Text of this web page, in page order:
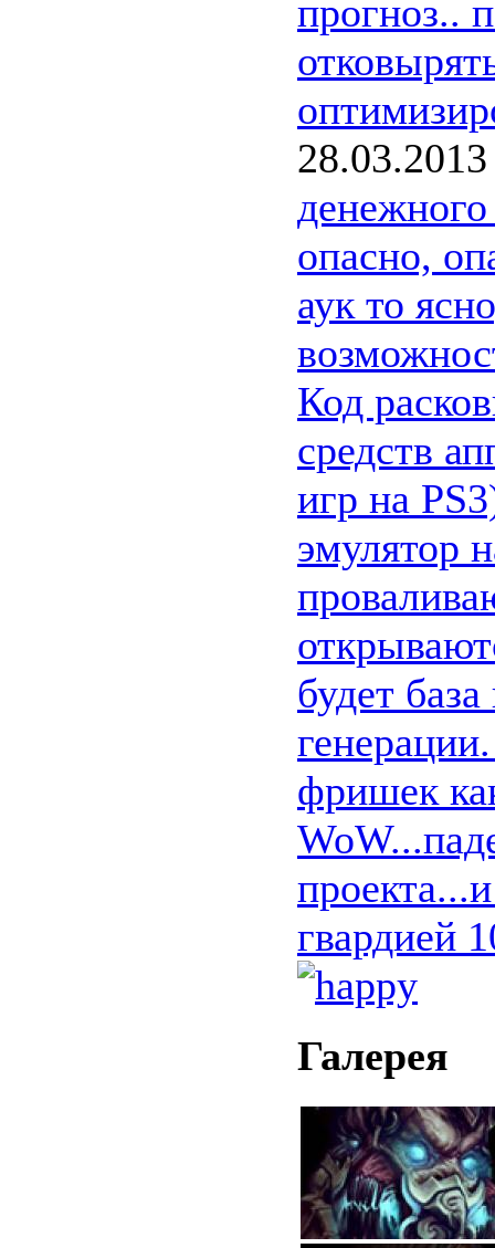
прогноз..
28.03.2013
опасно,
аук то
Код
средств
игр на
эмулятор
будет
фришек
гвардией
Галерея